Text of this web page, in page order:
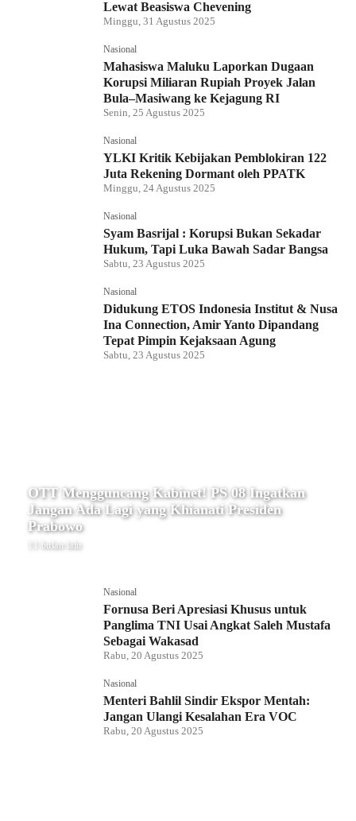
Lewat Beasiswa Chevening
Minggu, 31 Agustus 2025
Nasional
Mahasiswa Maluku Laporkan Dugaan
Korupsi Miliaran Rupiah Proyek Jalan
Bula–Masiwang ke Kejagung RI
Senin, 25 Agustus 2025
Nasional
YLKI Kritik Kebijakan Pemblokiran 122
Juta Rekening Dormant oleh PPATK
Minggu, 24 Agustus 2025
Nasional
Syam Basrijal : Korupsi Bukan Sekadar
Hukum, Tapi Luka Bawah Sadar Bangsa
Sabtu, 23 Agustus 2025
Nasional
Didukung ETOS Indonesia Institut & Nusa
Ina Connection, Amir Yanto Dipandang
Tepat Pimpin Kejaksaan Agung
Sabtu, 23 Agustus 2025
OTT Mengguncang Kabinet! PS 08 Ingatkan
Jangan Ada Lagi yang Khianati Presiden
Prabowo
11 bulan lalu
Nasional
Fornusa Beri Apresiasi Khusus untuk
Panglima TNI Usai Angkat Saleh Mustafa
Sebagai Wakasad
Rabu, 20 Agustus 2025
Nasional
Menteri Bahlil Sindir Ekspor Mentah:
Jangan Ulangi Kesalahan Era VOC
Rabu, 20 Agustus 2025